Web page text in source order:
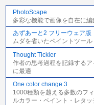
PhotoScape
多彩な機能で画像を自在に
あずあーと2 フリーウェア版
ムダを省いたペイントツール
Thought Tickler
作者の思考過程を記録する
に最適
One color change 3
1000種類を越える多数のフ
ルカラー・ペイント・レタッ